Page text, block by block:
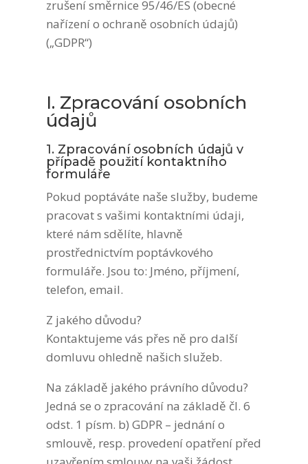
zrušení směrnice 95/46/ES (obecné
nařízení o ochraně osobních údajů)
(„GDPR“)
I. Zpracování osobních
údajů
1. Zpracování osobních údajů v
případě použití kontaktního
formuláře
Pokud poptáváte naše služby, budeme
pracovat s vašimi kontaktními údaji,
které nám sdělíte, hlavně
prostřednictvím poptávkového
formuláře. Jsou to: Jméno, příjmení,
telefon, email.
Z jakého důvodu?
Kontaktujeme vás přes ně pro další
domluvu ohledně našich služeb.
Na základě jakého právního důvodu?
Jedná se o zpracování na základě čl. 6
odst. 1 písm. b) GDPR – jednání o
smlouvě, resp. provedení opatření před